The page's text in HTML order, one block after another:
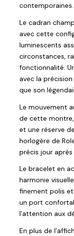
contemporaines.
Le cadran
avec cette
luminescents
circonstances,
fonctionnalité.
avec la
que son
Le mouvement
de cette
et une réserve
horlogère de
précis jour après
Le bracelet en
harmonie
finement polis
un port
l’attention aux
En plus de